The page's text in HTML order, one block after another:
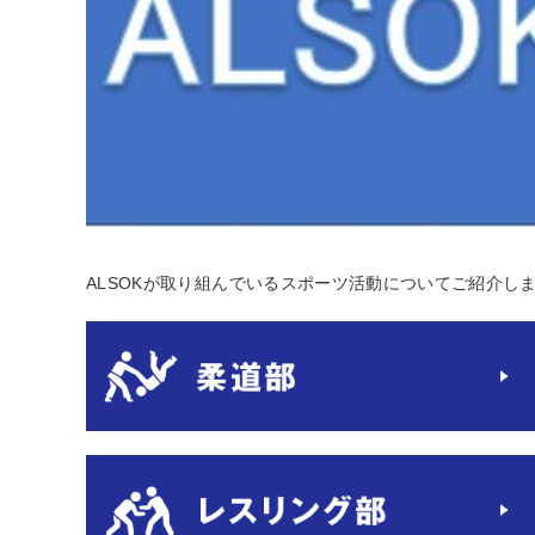
ALSOKが取り組んでいるスポーツ活動についてご紹介し